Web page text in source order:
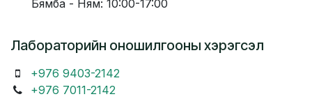
Бямба - Ням: 10:00-17:00
Лабораторийн оношилгооны хэрэгсэл
+976 9403-2142
+976 7011-2142